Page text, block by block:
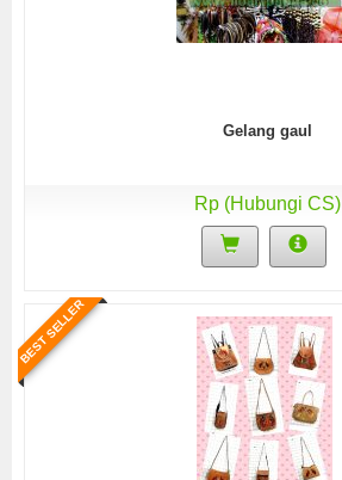
Gelang gaul
Rp (Hubungi CS)
BEST SELLER